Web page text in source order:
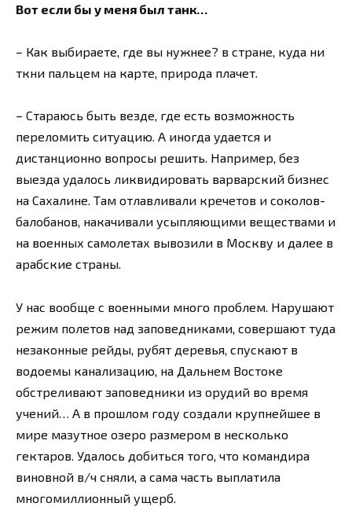
Вот если бы у меня был танк…
– Как выбираете, где вы нужнее? в стране, куда ни
ткни пальцем на карте, природа плачет.
– Стараюсь быть везде, где есть возможность
переломить ситуацию. А иногда удается и
дистанционно вопросы решить. Например, без
выезда удалось ликвидировать варварский бизнес
на Сахалине. Там отлавливали кречетов и соколов-
балобанов, накачивали усыпляющими веществами и
на военных самолетах вывозили в Москву и далее в
арабские страны.
У нас вообще с военными много проблем. Нарушают
режим полетов над заповедниками, совершают туда
незаконные рейды, рубят деревья, спускают в
водоемы канализацию, на Дальнем Востоке
обстреливают заповедники из орудий во время
учений… А в прошлом году создали крупнейшее в
мире мазутное озеро размером в несколько
гектаров. Удалось добиться того, что командира
виновной в/ч сняли, а сама часть выплатила
многомиллионный ущерб.